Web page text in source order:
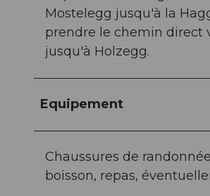
Mostelegg jusqu'à la
prendre le chemin direct
jusqu'à Holzegg.
Equipement
Chaussures de
boisson, repas,